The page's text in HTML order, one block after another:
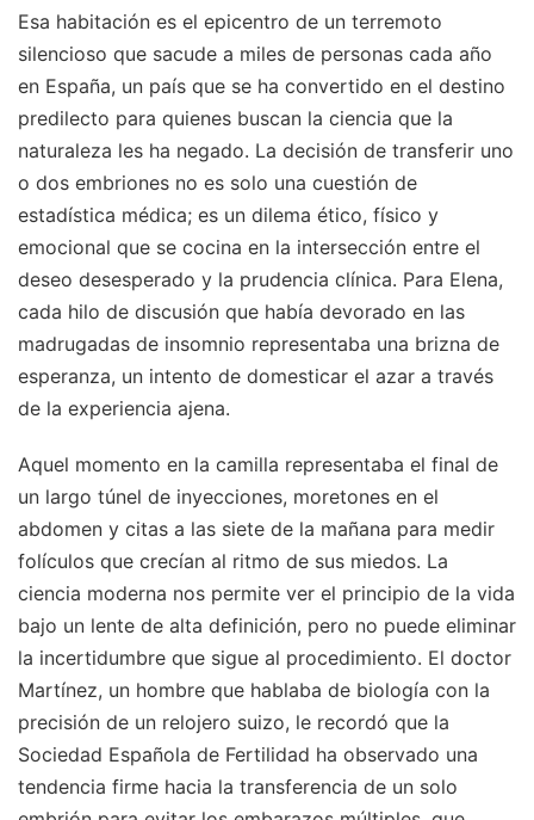
Esa habitación es el epicentro de un terremoto
silencioso que sacude a miles de personas cada año
en España, un país que se ha convertido en el destino
predilecto para quienes buscan la ciencia que la
naturaleza les ha negado. La decisión de transferir uno
o dos embriones no es solo una cuestión de
estadística médica; es un dilema ético, físico y
emocional que se cocina en la intersección entre el
deseo desesperado y la prudencia clínica. Para Elena,
cada hilo de discusión que había devorado en las
madrugadas de insomnio representaba una brizna de
esperanza, un intento de domesticar el azar a través
de la experiencia ajena.
Aquel momento en la camilla representaba el final de
un largo túnel de inyecciones, moretones en el
abdomen y citas a las siete de la mañana para medir
folículos que crecían al ritmo de sus miedos. La
ciencia moderna nos permite ver el principio de la vida
bajo un lente de alta definición, pero no puede eliminar
la incertidumbre que sigue al procedimiento. El doctor
Martínez, un hombre que hablaba de biología con la
precisión de un relojero suizo, le recordó que la
Sociedad Española de Fertilidad ha observado una
tendencia firme hacia la transferencia de un solo